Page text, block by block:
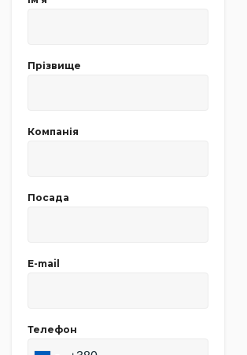
Прізвище
Компанія
Посада
E-mail
Телефон